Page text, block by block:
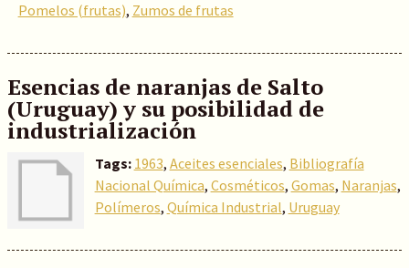
Pomelos (frutas), Zumos de frutas
Esencias de naranjas de Salto
(Uruguay) y su posibilidad de
industrialización
Tags: 1963, Aceites esenciales, Bibliografía
Nacional Química, Cosméticos, Gomas, Naranjas,
Polímeros, Química Industrial, Uruguay